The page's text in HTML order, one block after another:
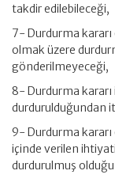
takdir edilebileceği,
7- Durdurma kararı
olmak üzere
gönderilmeyeceği,
8- Durdurma
durdurulduğundan
9- Durdurma kararı
içinde verilen ihtiyati
durdurulmuş